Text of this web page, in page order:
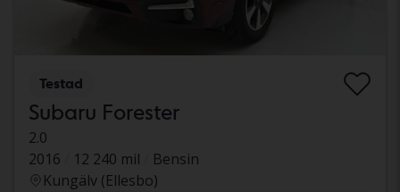
Testad
Subaru Forester
2.0
2016
12 240 mil
Bensin
Kungälv (Ellesbo)